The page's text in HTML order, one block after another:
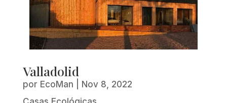
Valladolid
por EcoMan
Nov 8, 2022